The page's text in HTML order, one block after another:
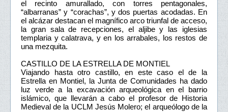
el recinto amurallado, con torres pentagonales,
“albarranas” y “corachas”, y dos puertas acodadas. En
el alcázar destacan el magnífico arco triunfal de acceso,
la gran sala de recepciones, el aljibe y las iglesias
templaria y calatrava, y en los arrabales, los restos de
una mezquita.
CASTILLO DE LA ESTRELLA DE MONTIEL
Viajando hasta otro castillo, en este caso el de la
Estrella en Montiel, la Junta de Comunidades ha dado
luz verde a la excavación arqueológica en el barrio
islámico, que llevarán a cabo el profesor de Historia
Medieval de la UCLM Jesús Molero; el arqueólogo de la